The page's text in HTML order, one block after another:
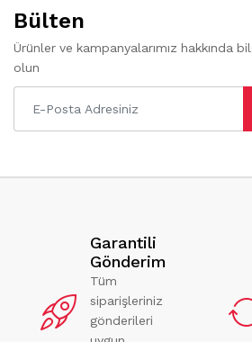
Bülten
Ürünler ve kampanyalarımız hakkında
olun
Garantili
Gönderim
Tüm
siparişleriniz
gönderileri